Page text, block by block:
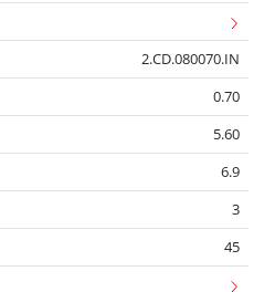
2.CD.080070.IN
0.70
5.60
6.9
3
45